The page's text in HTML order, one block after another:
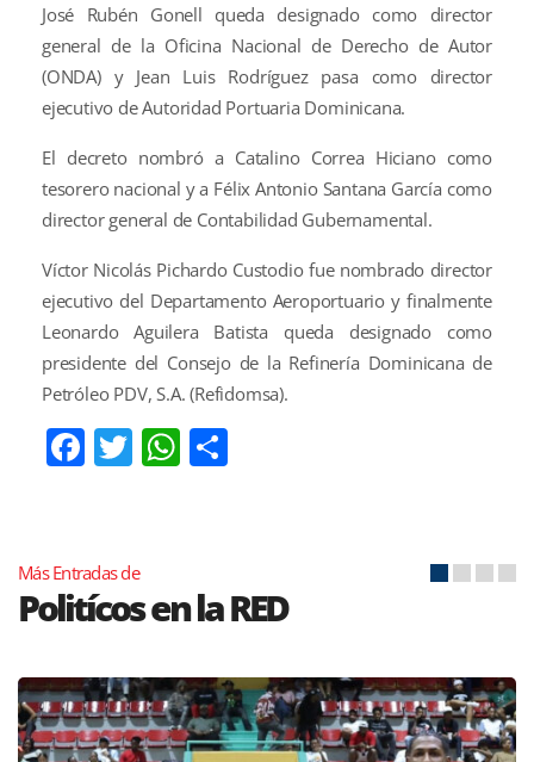
José Rubén Gonell queda designado como director
general de la Oficina Nacional de Derecho de Autor
(ONDA) y Jean Luis Rodríguez pasa como director
ejecutivo de Autoridad Portuaria Dominicana.
El decreto nombró a Catalino Correa Hiciano como
tesorero nacional y a Félix Antonio Santana García como
director general de Contabilidad Gubernamental.
Víctor Nicolás Pichardo Custodio fue nombrado director
ejecutivo del Departamento Aeroportuario y finalmente
Leonardo Aguilera Batista queda designado como
presidente del Consejo de la Refinería Dominicana de
Petróleo PDV, S.A. (Refidomsa).
Facebook
TwitterWhatsApp
Más Entradas de
Politícos en la RED